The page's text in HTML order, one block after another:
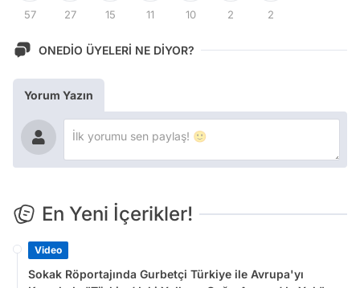
57 27 15 11 10 2 2
ONEDİO ÜYELERİ NE DİYOR?
Yorum Yazın
En Yeni İçerikler!
Video
Sokak Röportajında Gurbetçi Türkiye ile Avrupa'yı